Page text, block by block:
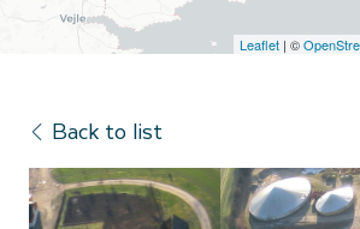
Back to list
Leaflet | ©